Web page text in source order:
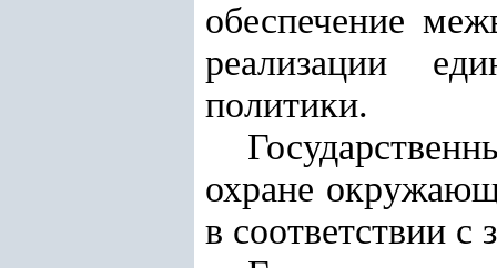
обеспечение
реализации
политики.
охране
в соответствии с